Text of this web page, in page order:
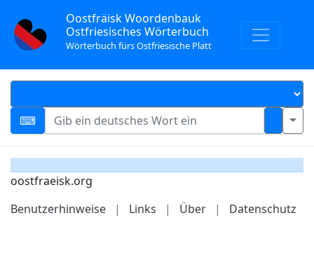
Oostfräisk Woordenbauk
Ostfriesisches Wörterbuch
Wörterbuch fürs Ostfriesische Platt
oostfraeisk.org
Benutzerhinweise
| Links | Über | Datenschutz